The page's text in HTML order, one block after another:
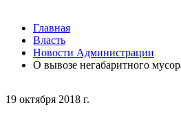
19 октября 2018 г.
Главная
Власть
Новости Администрации
О вывозе негабаритного